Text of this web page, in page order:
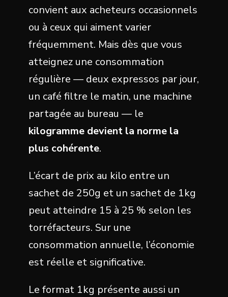
convient aux acheteurs occasionnels
ou à ceux qui aiment varier
fréquemment. Mais dès que vous
atteignez une consommation
régulière — deux expressos par jour,
un café filtre le matin, une machine
partagée au bureau — le
kilogramme devient la norme la
plus cohérente.
L’écart de prix au kilo entre un
sachet de 250g et un sachet de 1kg
peut atteindre 15 à 25 % selon les
torréfacteurs. Sur une
consommation annuelle, l’économie
est réelle et significative.
Le format 1kg présente aussi un